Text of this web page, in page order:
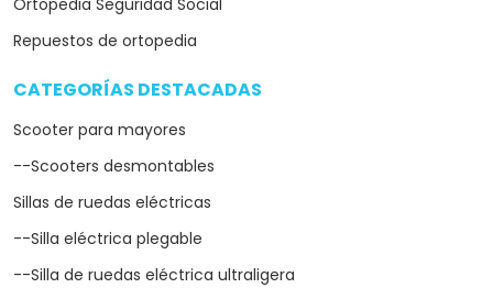
Ortopedia Seguridad Social
Repuestos de ortopedia
CATEGORÍAS DESTACADAS
Scooter para mayores
--Scooters desmontables
Sillas de ruedas eléctricas
--Silla eléctrica plegable
--Silla de ruedas eléctrica ultraligera